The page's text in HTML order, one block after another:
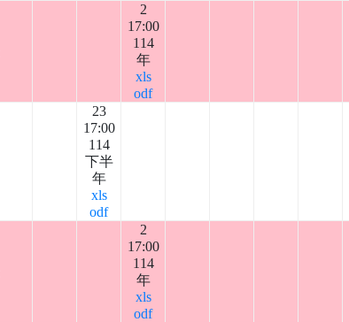
2
17:00
114
年
xls
odf
23
17:00
114
下半
年
xls
odf
2
17:00
114
年
xls
odf